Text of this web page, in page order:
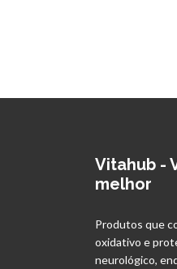
Vitahub -
melhor
Produtos que
oxidativo e
neurológico,